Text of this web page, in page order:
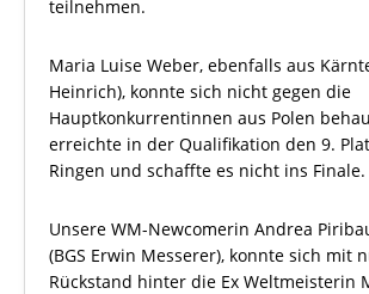
teilnehmen.
Maria Luise Weber, ebenfalls aus
Heinrich), konnte sich nicht gegen die
Hauptkonkurrentinnen aus Polen
erreichte in der Qualifikation den 9.
Ringen und schaffte es nicht ins Finale.
Unsere WM-Newcomerin Andrea
(BGS Erwin Messerer), konnte sich mit
Rückstand hinter die Ex Weltmeisterin